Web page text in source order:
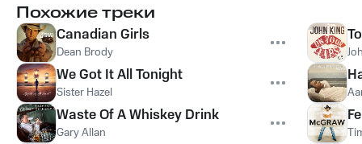
Похожие треки
Canadian Girls
Dean Brody
We Got It All Tonight
Sister Hazel
Waste Of A Whiskey Drink
Gary Allan